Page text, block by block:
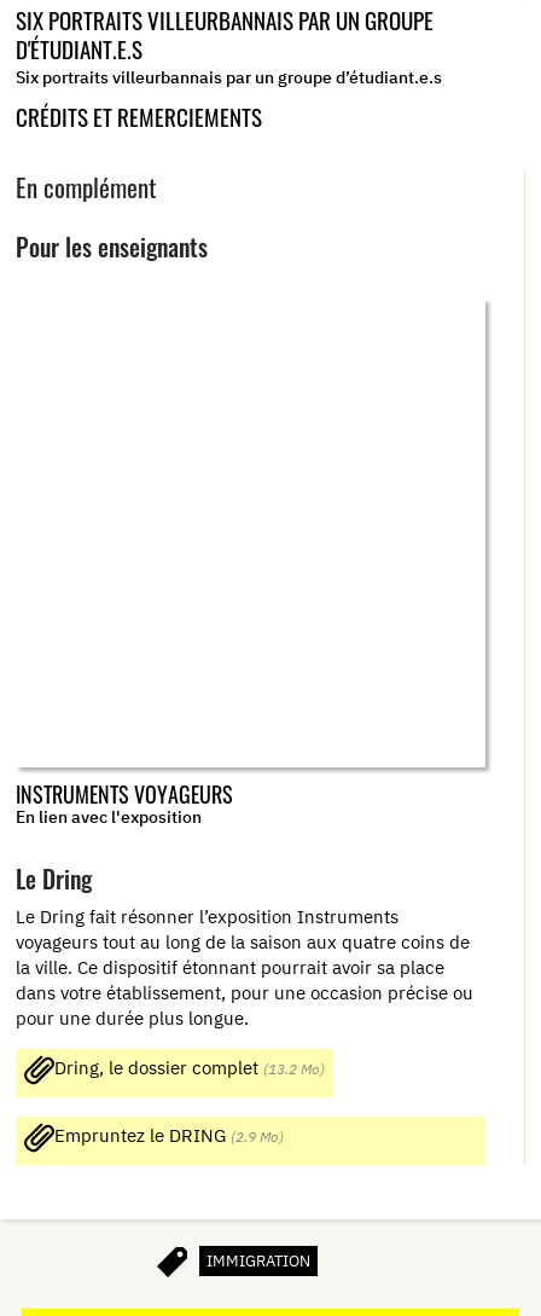
SIX PORTRAITS VILLEURBANNAIS PAR UN GROUPE
D'ÉTUDIANT.E.S
Six portraits villeurbannais par un groupe d’étudiant.e.s
CRÉDITS ET REMERCIEMENTS
En complément
Pour les enseignants
INSTRUMENTS VOYAGEURS
En lien avec l'exposition
Le Dring
Le Dring fait résonner l’exposition Instruments
voyageurs tout au long de la saison aux quatre coins de
la ville. Ce dispositif étonnant pourrait avoir sa place
dans votre établissement, pour une occasion précise ou
pour une durée plus longue.
Dring, le dossier complet (13.2 Mo)
Empruntez le DRING (2.9 Mo)
IMMIGRATION